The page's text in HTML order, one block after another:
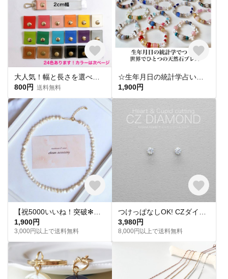
800円 送料無料
1,900円
1,900円
3,000円以上で送料無料
3,980円
8,000円以上で送料無料